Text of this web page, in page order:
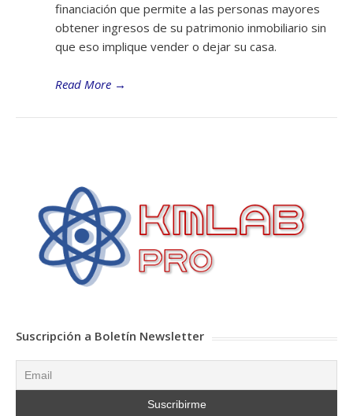
financiación que permite a las personas mayores
obtener ingresos de su patrimonio inmobiliario sin
que eso implique vender o dejar su casa.
Read More →
Suscripción a Boletín Newsletter